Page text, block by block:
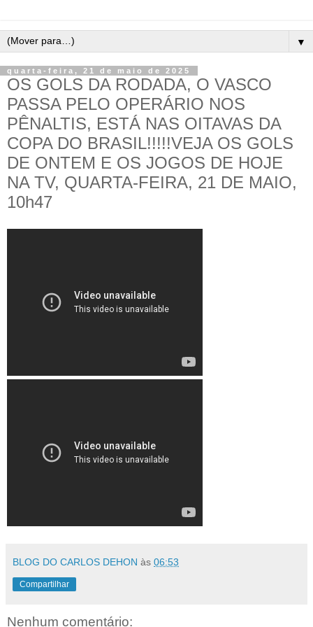
▼
quarta-feira, 21 de maio de 2025
OS GOLS DA RODADA, O VASCO
PASSA PELO OPERÁRIO NOS
PÊNALTIS, ESTÁ NAS OITAVAS DA
COPA DO BRASIL!!!!!VEJA OS GOLS
DE ONTEM E OS JOGOS DE HOJE
NA TV, QUARTA-FEIRA, 21 DE MAIO,
10h47
BLOG DO CARLOS DEHON às 06:53
Compartilhar
Nenhum comentário: